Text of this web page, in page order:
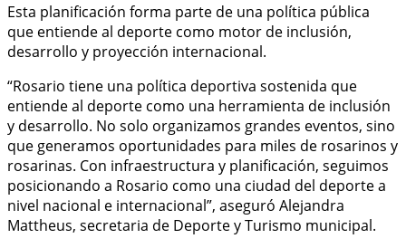
Esta planificación forma parte de una política pública
que entiende al deporte como motor de inclusión,
desarrollo y proyección internacional.
“Rosario tiene una política deportiva sostenida que
entiende al deporte como una herramienta de inclusión
y desarrollo. No solo organizamos grandes eventos, sino
que generamos oportunidades para miles de rosarinos y
rosarinas. Con infraestructura y planificación, seguimos
posicionando a Rosario como una ciudad del deporte a
nivel nacional e internacional”, aseguró Alejandra
Mattheus, secretaria de Deporte y Turismo municipal.